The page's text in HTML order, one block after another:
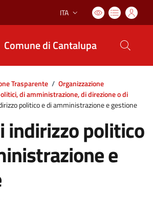
Lingua attiva:
ITA
Comune di Cantalupa
Trasparente / Organizzazione
di amministrazione, di direzione o di
politico e di amministrazione e gestione
indirizzo politico
e